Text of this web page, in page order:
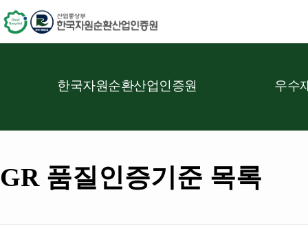
한국자원순환산업인증원 우수
GR 품질인증기준 목록